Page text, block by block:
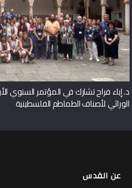
الوراثي لأصناف الطماطم الفلسطينية
عن القدس